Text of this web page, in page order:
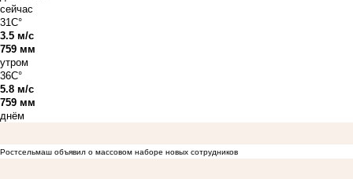
сейчас
31C°
3.5 м/с
759 мм
утром
36C°
5.8 м/с
759 мм
днём
Ростсельмаш объявил о массовом наборе новых сотрудников